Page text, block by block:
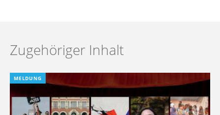
Zugehöriger Inhalt
MELDUNG